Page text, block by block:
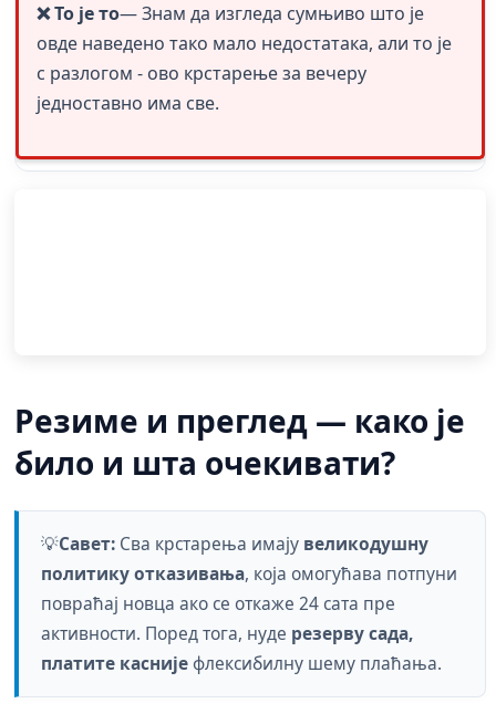
❌ То је то—Знам да изгледа сумњиво што је
овде наведено тако мало недостатака, али то је
с разлогом - ово крстарење за вечеру
једноставно има све.
Резиме и преглед — како је
било и шта очекивати?
💡Савет: Сва крстарења имају великодушну
политику отказивања, која омогућава потпуни
повраћај новца ако се откаже 24 сата пре
активности. Поред тога, нуде резерву сада,
платите каснијефлексибилну шему плаћања.